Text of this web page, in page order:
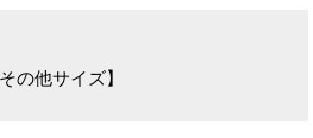
の他サイズ】